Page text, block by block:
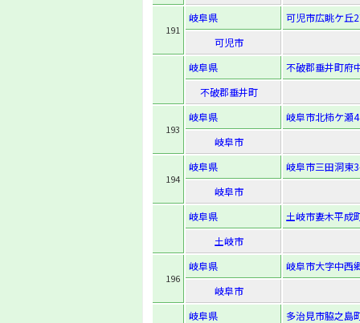
191
岐阜県
可児市広眺ケ丘
可児市
岐阜県
不破郡垂井町府
不破郡垂井町
193
岐阜県
岐阜市北柿ケ瀬
岐阜市
194
岐阜県
岐阜市三田洞東
岐阜市
岐阜県
土岐市妻木平成
土岐市
196
岐阜県
岐阜市大字中西
岐阜市
岐阜県
多治見市脇之島